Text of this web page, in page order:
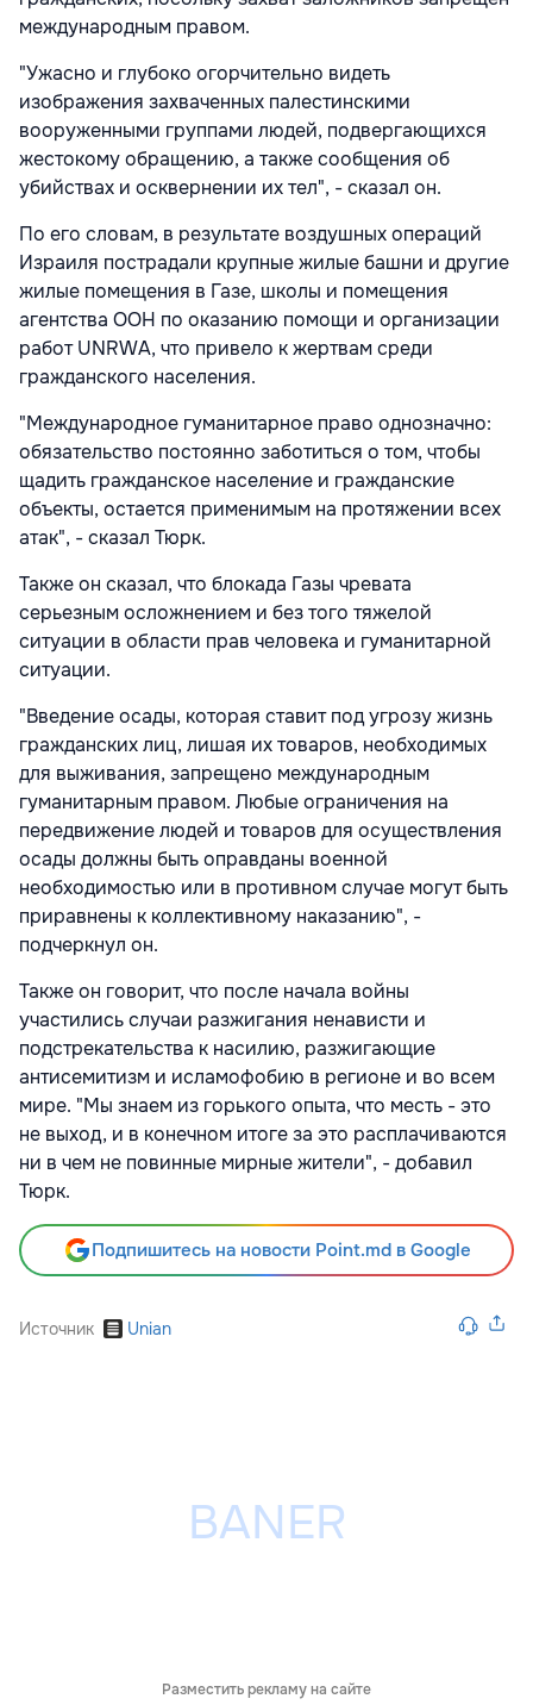
международным правом.
"Ужасно и глубоко огорчительно видеть
изображения захваченных палестинскими
вооруженными группами людей, подвергающихся
жестокому обращению, а также сообщения об
убийствах и осквернении их тел", - сказал он.
По его словам, в результате воздушных операций
Израиля пострадали крупные жилые башни и другие
жилые помещения в Газе, школы и помещения
агентства ООН по оказанию помощи и организации
работ UNRWA, что привело к жертвам среди
гражданского населения.
"Международное гуманитарное право однозначно:
обязательство постоянно заботиться о том, чтобы
щадить гражданское население и гражданские
объекты, остается применимым на протяжении всех
атак", - сказал Тюрк.
Также он сказал, что блокада Газы чревата
серьезным осложнением и без того тяжелой
ситуации в области прав человека и гуманитарной
ситуации.
"Введение осады, которая ставит под угрозу жизнь
гражданских лиц, лишая их товаров, необходимых
для выживания, запрещено международным
гуманитарным правом. Любые ограничения на
передвижение людей и товаров для осуществления
осады должны быть оправданы военной
необходимостью или в противном случае могут быть
приравнены к коллективному наказанию", -
подчеркнул он.
Также он говорит, что после начала войны
участились случаи разжигания ненависти и
подстрекательства к насилию, разжигающие
антисемитизм и исламофобию в регионе и во всем
мире. "Мы знаем из горького опыта, что месть - это
не выход, и в конечном итоге за это расплачиваются
ни в чем не повинные мирные жители", - добавил
Тюрк.
Подпишитесь на новости Point.md в Google
Источник Unian
Разместить рекламу на сайте